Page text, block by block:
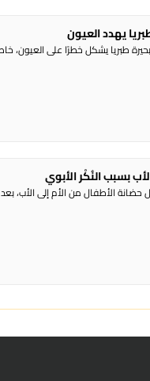
يهدد العيون
طبريا يشكل خطرًا على العيون،
بسبب النُكْر الأبوي
الأطفال من الأم إلى الأب،